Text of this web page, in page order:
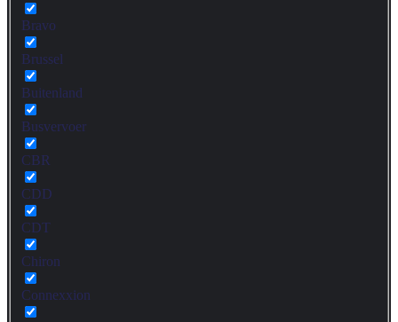
Bravo
Brussel
Buitenland
Busvervoer
CBR
CDD
CDT
Chiron
Connexxion